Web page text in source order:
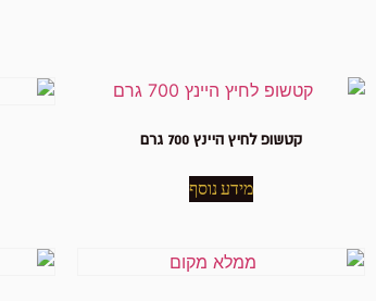
קטשופ לחיץ היינץ 700 גרם
מידע נוסף